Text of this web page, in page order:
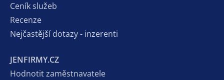
Ceník služeb
Recenze
Nejčastější dotazy - inzerenti
JENFIRMY.CZ
Hodnotit zaměstnavatele